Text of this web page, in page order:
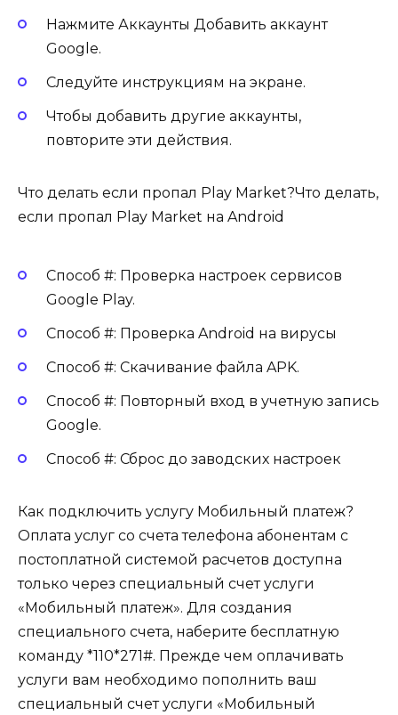
Нажмите Аккаунты Добавить аккаунт
Google.
Следуйте инструкциям на экране.
Чтобы добавить другие аккаунты,
повторите эти действия.
Что делать если пропал Play Market?Что делать,
если пропал Play Market на Android
Способ #: Проверка настроек сервисов
Google Play.
Способ #: Проверка Android на вирусы
Способ #: Скачивание файла APK.
Способ #: Повторный вход в учетную запись
Google.
Способ #: Сброс до заводских настроек
Как подключить услугу Мобильный платеж?
Оплата услуг со счета телефона абонентам с
постоплатной системой расчетов доступна
только через специальный счет услуги
«Мобильный платеж». Для создания
специального счета, наберите бесплатную
команду *110*271#. Прежде чем оплачивать
услуги вам необходимо пополнить ваш
специальный счет услуги «Мобильный